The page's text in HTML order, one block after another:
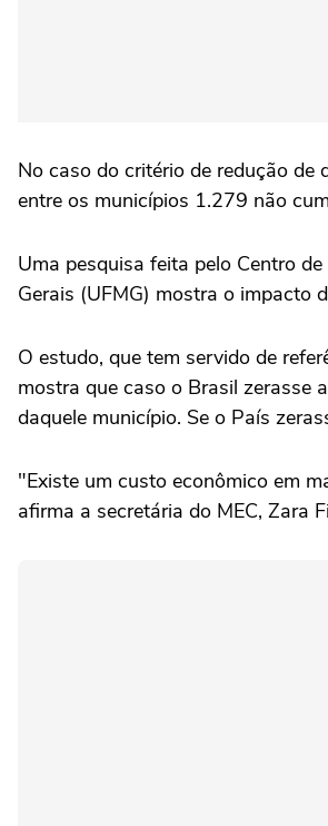
No caso do critério de redução de
entre os municípios 1.279 não
Uma pesquisa feita pelo Centro
Gerais (UFMG) mostra o impacto
O estudo, que tem servido de
mostra que caso o Brasil zerasse
daquele município. Se o País
"Existe um custo econômico em
afirma a secretária do MEC, Zara